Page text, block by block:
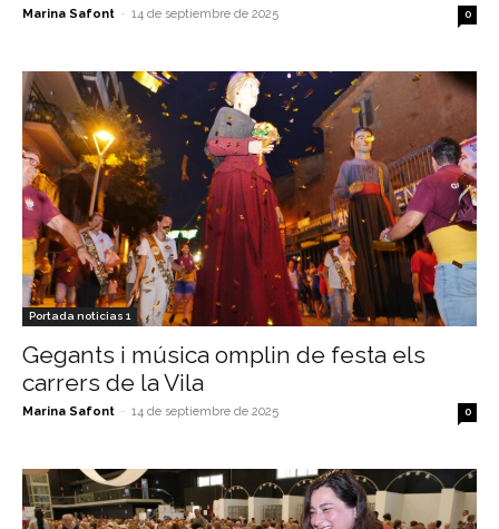
Marina Safont - 14 de septiembre de 2025 0
Portada noticias 1
Gegants i música omplin de festa els
carrers de la Vila
Marina Safont - 14 de septiembre de 2025 0